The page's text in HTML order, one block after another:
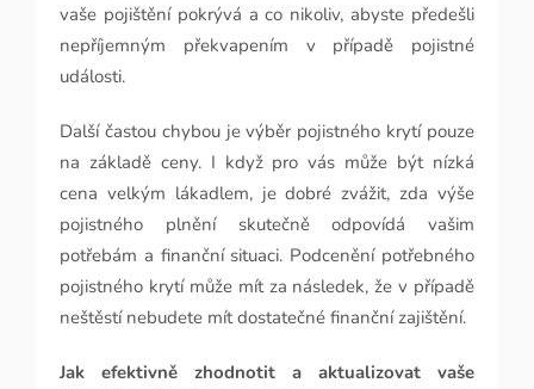
vaše pojištění pokrývá a co nikoliv, abyste předešli
nepříjemným překvapením v případě pojistné
události.
Další častou chybou je výběr pojistného krytí pouze
na základě ceny. I když pro vás může být nízká
cena velkým lákadlem, je dobré zvážit, zda výše
pojistného plnění skutečně odpovídá vašim
potřebám a finanční situaci. Podcenění potřebného
pojistného krytí může mít za následek, že v případě
neštěstí nebudete mít dostatečné finanční zajištění.
Jak efektivně zhodnotit a aktualizovat vaše